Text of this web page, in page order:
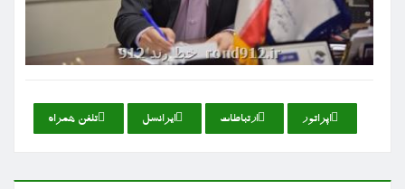
اپراتور ارتباطات ایرانسل تلفن همراه